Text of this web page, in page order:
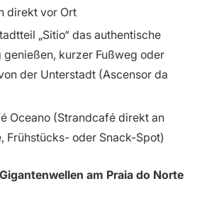
direkt vor Ort
„Sitio“ das authentische
genießen, kurzer Fußweg oder
der Unterstadt (Ascensor da
Oceano (Strandcafé direkt an
Frühstücks- oder Snack-Spot)
am Praia do Norte